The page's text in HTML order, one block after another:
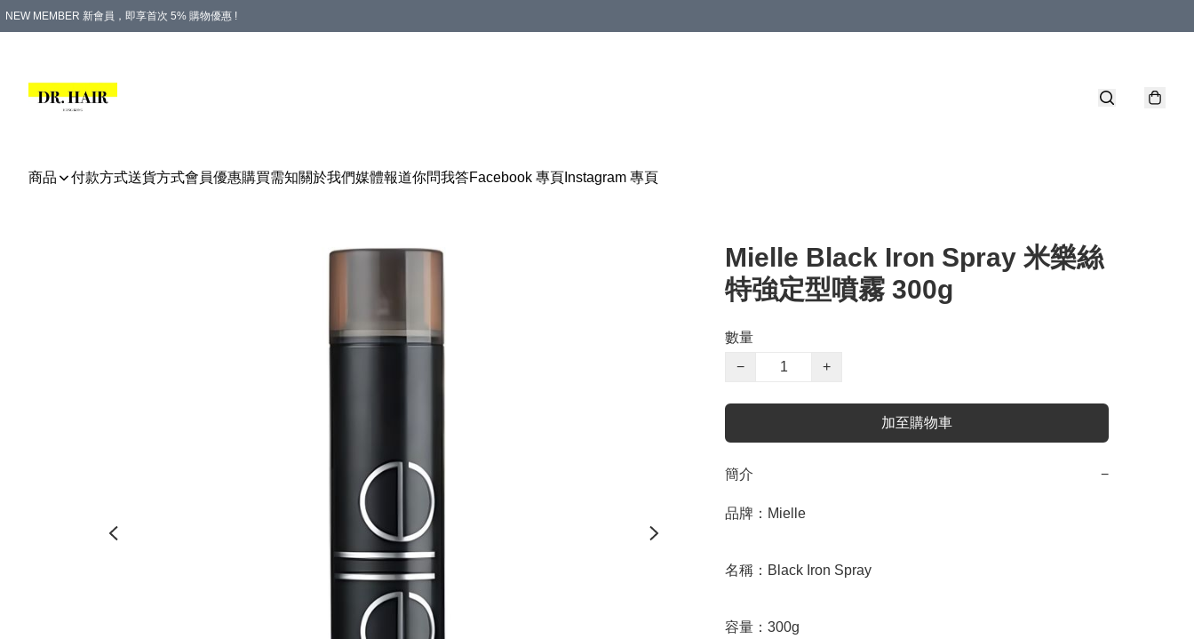
NEW MEMBER 新會員，即享首次 5% 購物優惠 !
商品 付款方式送貨方式會員優惠購買需知關於我們媒體報道你問我答Facebook 專頁 Instagram 專頁
Mielle Black Iron Spray 米樂絲
特強定型噴霧 300g
數量
−
+
加至購物車
簡介 −
品牌：Mielle
名稱：Black Iron Spray
容量：300g